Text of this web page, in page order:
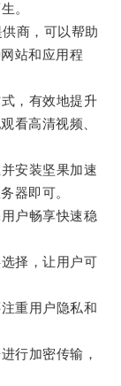
。
商，可以帮助
站和应用程
，有效地提升
看高清视频、
安装坚果加速
器即可。
户畅享快速稳
择，让用户可
重用户隐私和
行加密传输，